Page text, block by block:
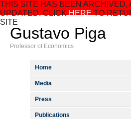
THIS SITE HAS BEEN ARCHIVED,
UPDATED. CLICKHERETO
SITE
Gustavo Piga
Professor of Economics
Home
Media
Press
Publications